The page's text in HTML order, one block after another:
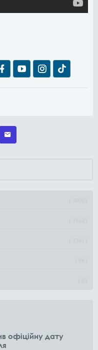
офіційну дату